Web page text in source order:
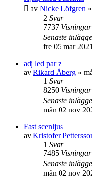
av Nicke Löfgren »
2 Svar
7737 Visningar
Senaste
fre 05 mar
adj led par z
av Rikard Åberg »
1 Svar
8250 Visningar
Senaste
mån 02 nov
Fast scenljus
av Kristofer
1 Svar
7485 Visningar
Senaste
mån 02 nov